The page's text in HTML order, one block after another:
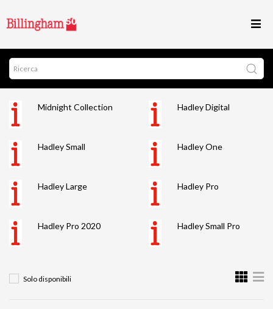
Midnight Collection Hadley Digital
Hadley Small Hadley One
Hadley Large Hadley Pro
Hadley Pro 2020 Hadley Small Pro
Solo disponibili